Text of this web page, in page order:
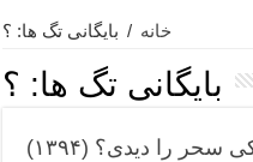
خانه / بایگانی تگ ها: ؟
بایگانی تگ ها: ؟
سحر را دیدی؟ (۱۳۹۴)